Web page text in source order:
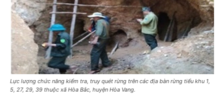
Lực lượng chức năng kiểm tra, truy quét rừng trên các địa bàn rừng tiểu khu 1,
5, 27, 29, 39 thuộc xã Hòa Bắc, huyện Hòa Vang.